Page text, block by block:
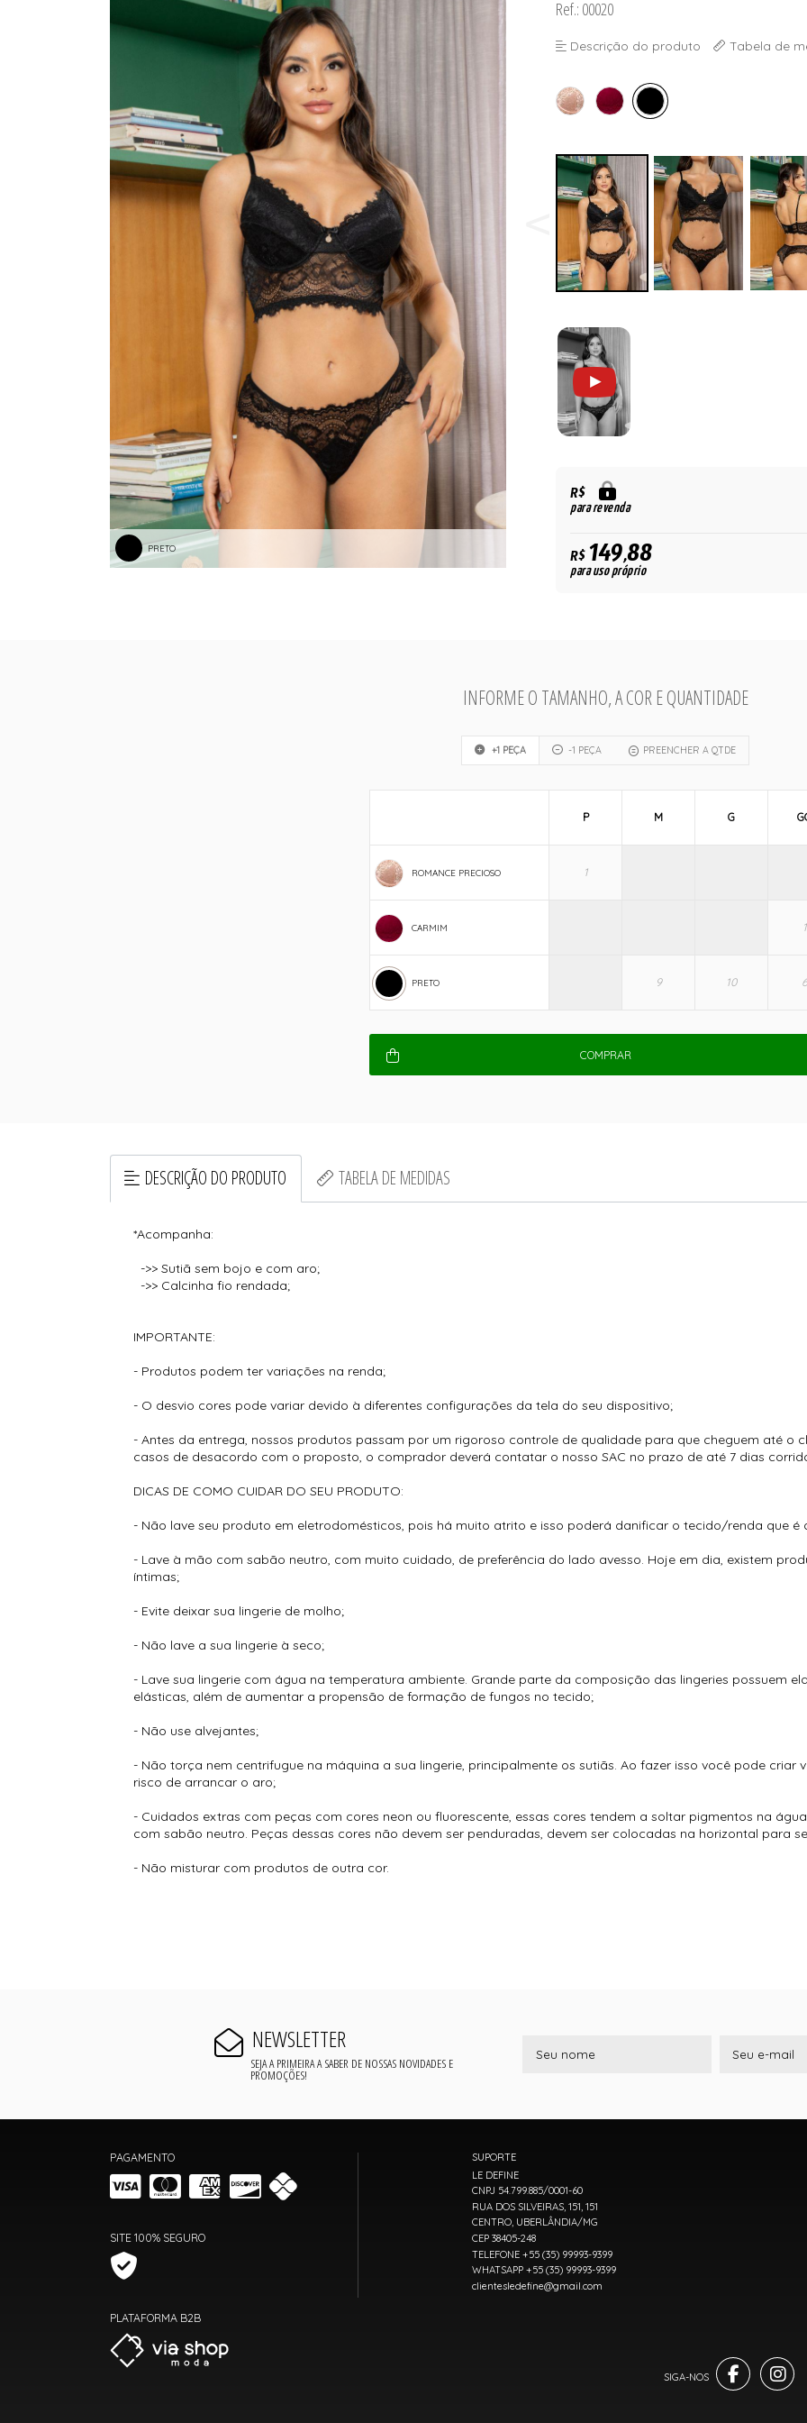
CONJUNTOS
CORPETES, ESPARTILHOS E CORSELETS
SUTIÃS
PRETO
Ref.: 00020
Descrição do produto Tabela de
R$
para revenda
R$149,88
para uso próprio
INFORME O TAMANHO, A COR E QUANTIDADE
+1 PEÇA -1 PEÇA PREENCHER A QTDE
ROMANCE PRECIOSO
CARMIM
PRETO
P M G
COMPRAR
DESCRIÇÃO DO PRODUTO TABELA DE MEDIDAS
*Acompanha:
->> Sutiã sem bojo e com aro;
->> Calcinha fio rendada;
IMPORTANTE:
- Produtos podem ter variações na renda;
- O desvio cores pode variar devido à diferentes configurações da tela do seu dispositivo;
- Antes da entrega, nossos produtos passam por um rigoroso controle de qualidade para que cheguem até o
casos de desacordo com o proposto, o comprador deverá contatar o nosso SAC no prazo de até 7 dias
DICAS DE COMO CUIDAR DO SEU PRODUTO:
- Não lave seu produto em eletrodomésticos, pois há muito atrito e isso poderá danificar o tecido/renda que é
- Lave à mão com sabão neutro, com muito cuidado, de preferência do lado avesso. Hoje em dia, existem
íntimas;
- Evite deixar sua lingerie de molho;
- Não lave a sua lingerie à seco;
- Lave sua lingerie com água na temperatura ambiente. Grande parte da composição das lingeries possuem
elásticas, além de aumentar a propensão de formação de fungos no tecido;
- Não use alvejantes;
- Não torça nem centrifugue na máquina a sua lingerie, principalmente os sutiãs. Ao fazer isso você pode
risco de arrancar o aro;
- Cuidados extras com peças com cores neon ou fluorescente, essas cores tendem a soltar pigmentos na
com sabão neutro. Peças dessas cores não devem ser penduradas, devem ser colocadas na horizontal para
- Não misturar com produtos de outra cor.
NEWSLETTER
SEJA A PRIMEIRA A SABER DE NOSSAS NOVIDADES E
PROMOÇÕES!
PAGAMENTO
SITE 100% SEGURO
PLATAFORMA B2B
SUPORTE
LE DEFINE
CNPJ 54.799.885/0001-60
RUA DOS SILVEIRAS, 151, 151
CENTRO, UBERLÂNDIA/MG
CEP 38405-248
TELEFONE +55 (35) 99993-9399
WHATSAPP +55 (35) 99993-9399
clientesledefine@gmail.com